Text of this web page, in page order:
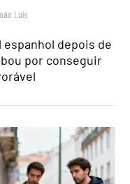
Luís
depois de
por conseguir